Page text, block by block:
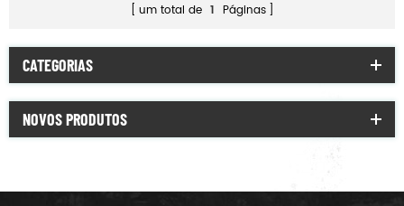
um total de 1 Páginas
CATEGORIAS
NOVOS PRODUTOS